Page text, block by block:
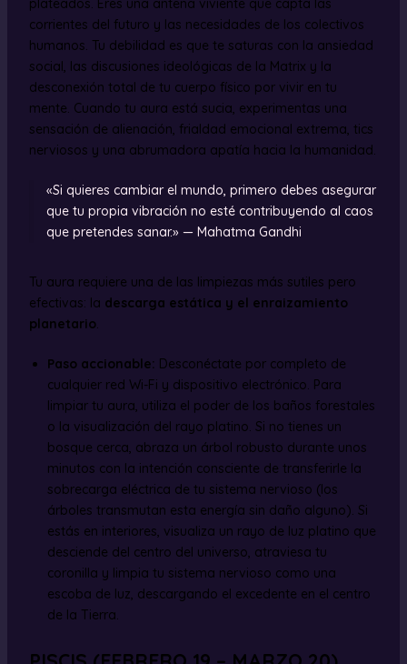
plateados. Eres una antena viviente que capta las
corrientes del futuro y las necesidades de los colectivos
humanos. Tu debilidad es que te saturas con la ansiedad
social, las discusiones ideológicas de la Matrix y la
desconexión total de tu cuerpo físico por vivir en tu
mente. Cuando tu aura está sucia, experimentas una
sensación de alienación, frialdad emocional extrema, tics
nerviosos y una abrumadora apatía hacia la humanidad.
«Si quieres cambiar el mundo, primero debes asegurar
que tu propia vibración no esté contribuyendo al caos
que pretendes sanar.» — Mahatma Gandhi
Tu aura requiere una de las limpiezas más sutiles pero
efectivas: la descarga estática y el enraizamiento
planetario.
Paso accionable: Desconéctate por completo de
cualquier red Wi-Fi y dispositivo electrónico. Para
limpiar tu aura, utiliza el poder de los baños forestales
o la visualización del rayo platino. Si no tienes un
bosque cerca, abraza un árbol robusto durante unos
minutos con la intención consciente de transferirle la
sobrecarga eléctrica de tu sistema nervioso (los
árboles transmutan esta energía sin daño alguno). Si
estás en interiores, visualiza un rayo de luz platino que
desciende del centro del universo, atraviesa tu
coronilla y limpia tu sistema nervioso como una
escoba de luz, descargando el excedente en el centro
de la Tierra.